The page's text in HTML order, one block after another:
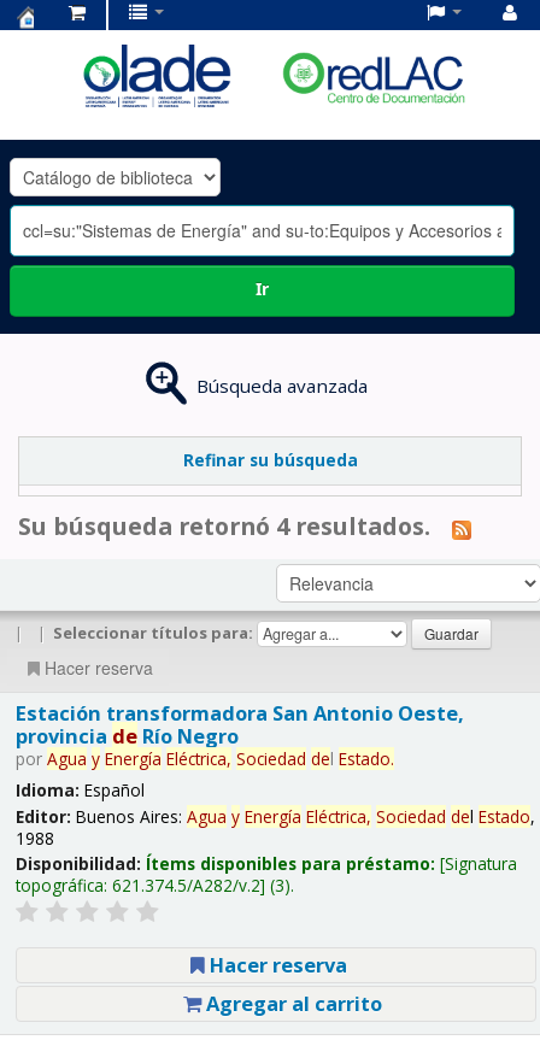
OLADE
-
Ir
Búsqueda avanzada
Refinar su búsqueda
Su búsqueda retornó 4 resultados.
| | Seleccionar títulos para:
Hacer reserva
Estación transformadora San Antonio Oeste,
provincia deRío Negro
por Agua y Energía Eléctrica, Sociedad del Estado.
Idioma: Español
Editor: Buenos Aires: Agua y Energía Eléctrica, Sociedad del Estado,
1988
Disponibilidad: Ítems disponibles para préstamo: Signatura
topográfica: 621.374.5/A282/v.2 (3).
Hacer reserva
Agregar al carrito